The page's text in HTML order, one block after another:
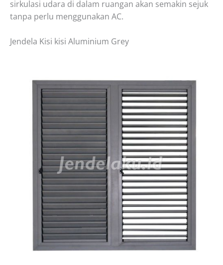
sirkulasi udara di dalam ruangan akan semakin sejuk
tanpa perlu menggunakan AC.
Jendela Kisi kisi Aluminium Grey